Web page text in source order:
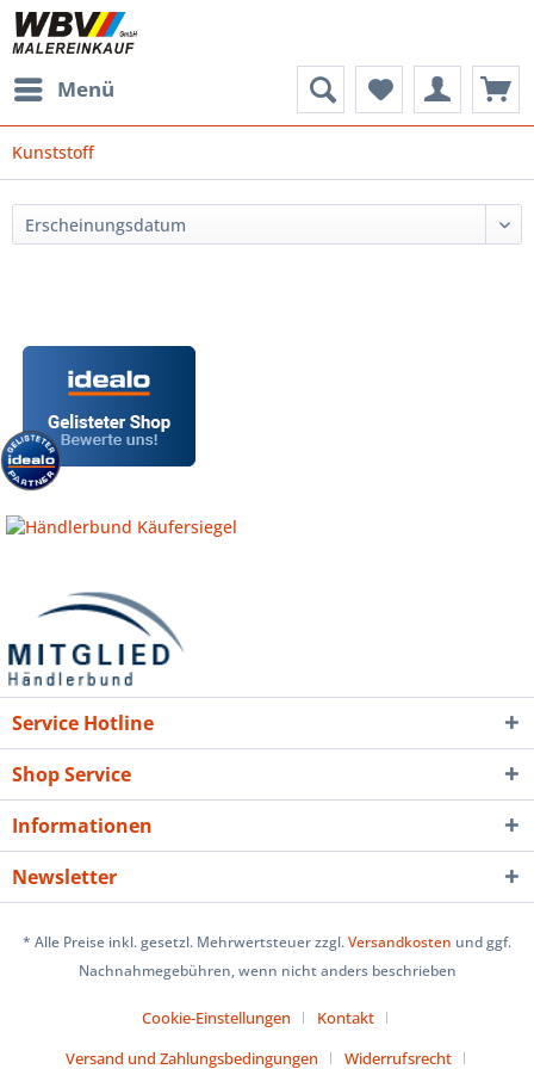
Menü
Kunststoff
Service Hotline
Shop Service
Informationen
Newsletter
* Alle Preise inkl. gesetzl. Mehrwertsteuer zzgl.Versandkosten und ggf.
Nachnahmegebühren, wenn nicht anders beschrieben
Cookie-Einstellungen
Kontakt
Versand und Zahlungsbedingungen
Widerrufsrecht